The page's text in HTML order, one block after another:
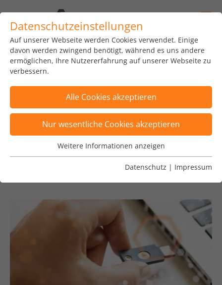
home news insights blog
Posts wurden nach Kategorie "Atlassian
Solution" gefiltert×
Datenschutzeinstellungen
Auf unserer Webseite werden Cookies verwendet. Einige
davon werden zwingend benötigt, während es uns andere
ermöglichen, Ihre Nutzererfahrung auf unserer Webseite zu
verbessern.
Alle Cookies akzeptieren
Nur wesentliche Cookies akzeptieren
Wesentliche Cookies
Wesentliche Cookies werden für grundlegende
gewährleistet, dass die Webseite einwandfrei
Name fe_typo_user
TYPO3
1 Woche
Dieses Cookie ist ein Standard-Session-
Cookie-Informationen anzeigen
Analytics & Performance
Diese Gruppe beinhaltet alle Skripte für analytisches
Tracking und zugehörige Cookies. Zudem kann es die
allgemeine Performance der Benutzer verbessern.
Weitere Informationen anzeigen
Datenschutz | Impressum